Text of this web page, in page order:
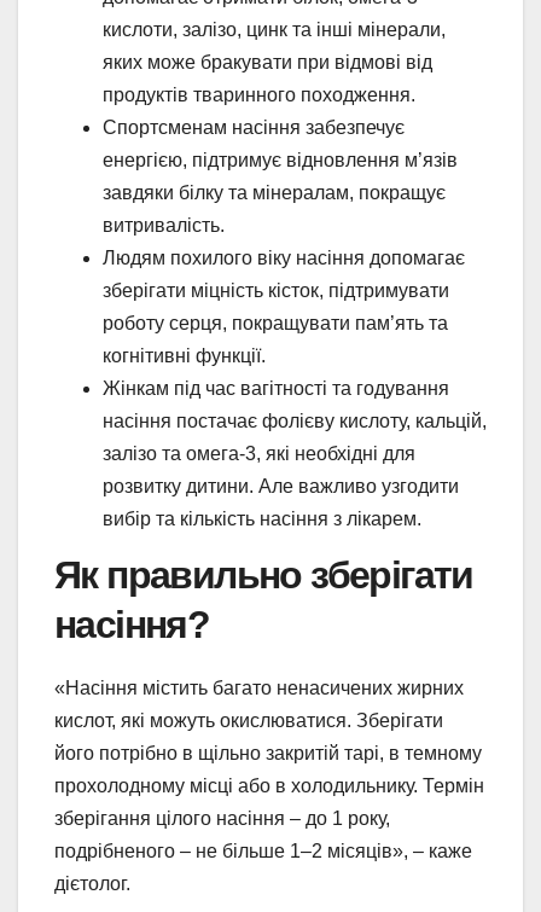
кислоти, залізо, цинк та інші мінерали,
яких може бракувати при відмові від
продуктів тваринного походження.
Спортсменам насіння забезпечує
енергією, підтримує відновлення м’язів
завдяки білку та мінералам, покращує
витривалість.
Людям похилого віку насіння допомагає
зберігати міцність кісток, підтримувати
роботу серця, покращувати пам’ять та
когнітивні функції.
Жінкам під час вагітності та годування
насіння постачає фолієву кислоту, кальцій,
залізо та омега-3, які необхідні для
розвитку дитини. Але важливо узгодити
вибір та кількість насіння з лікарем.
Як правильно зберігати
насіння?
«Насіння містить багато ненасичених жирних
кислот, які можуть окислюватися. Зберігати
його потрібно в щільно закритій тарі, в темному
прохолодному місці або в холодильнику. Термін
зберігання цілого насіння – до 1 року,
подрібненого – не більше 1–2 місяців», – каже
дієтолог.